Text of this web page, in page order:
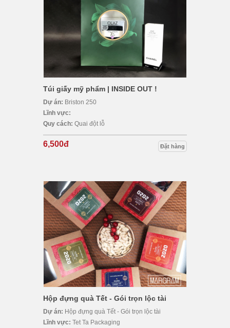
Túi giấy mỹ phẩm | INSIDE OUT !
Dự án: Briston 250
Lĩnh vực:
Quy cách: Quai đột lỗ
6,500đ Đặt hàng
Hộp đựng quà Tết - Gói trọn lộc tài
Dự án: Hộp đựng quà Tết - Gói trọn lộc tài
Lĩnh vực: Tet Ta Packaging